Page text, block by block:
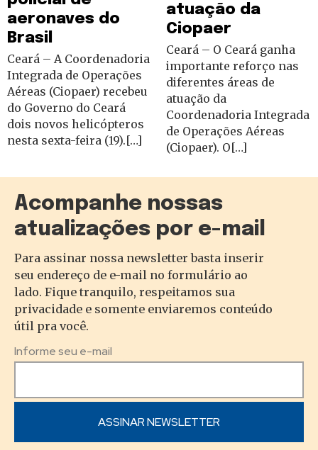
aeronaves do
Brasil
Ceará – A Coordenadoria
Integrada de Operações
Aéreas (Ciopaer) recebeu
do Governo do Ceará
dois novos helicópteros
nesta sexta-feira (19).[…]
atuação da
Ciopaer
Ceará – O Ceará ganha
importante reforço nas
diferentes áreas de
atuação da
Coordenadoria Integrada
de Operações Aéreas
(Ciopaer). O[…]
Acompanhe nossas
atualizações por e-mail
Para assinar nossa newsletter basta inserir
seu endereço de e-mail no formulário ao
lado. Fique tranquilo, respeitamos sua
privacidade e somente enviaremos conteúdo
útil pra você.
Informe seu e-mail